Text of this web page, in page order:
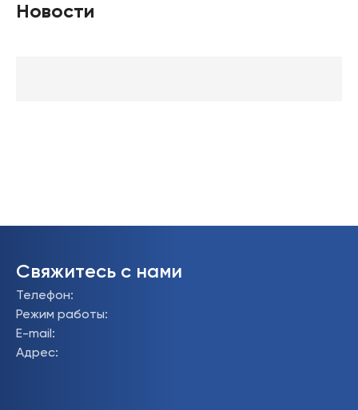
Новости
Свяжитесь с нами
Телефон:
Режим работы:
E-mail:
Адрес: